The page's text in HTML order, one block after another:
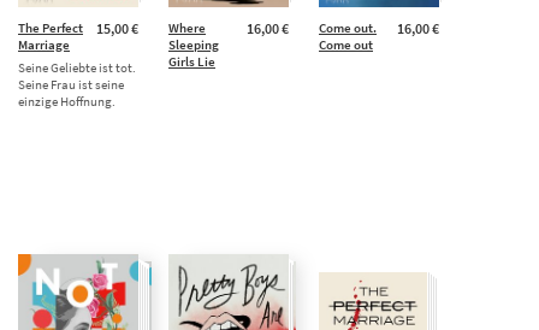
15,00 €
The Perfect
Marriage
Seine Geliebte ist tot.
Seine Frau ist seine
einzige Hoffnung.
16,00 €
Where
Sleeping
Girls Lie
16,00 €
Come out.
Come out